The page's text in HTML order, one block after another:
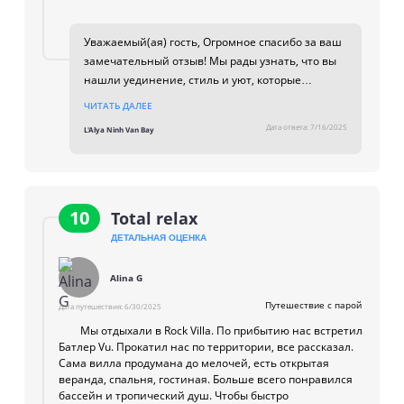
Уважаемый(ая) гость, Огромное спасибо за ваш
замечательный отзыв! Мы рады узнать, что вы
нашли уединение, стиль и уют, которые
бассейном, кухня ресторана, spa и закатный
приветствовать вас в L’Alya! Спасибо & С
наилучшими пожеланиями
ЧИТАТЬ ДАЛЕЕ
L'Alya Ninh Van Bay Дата ответа: 7/16/2025
10 Total relax
ДЕТАЛЬНАЯ ОЦЕНКА
Alina G
Дата путешествия:6/30/2025 Путешествие с парой
Мы отдыхали в Rock Villa. По прибытию нас встретил
Батлер Vu. Прокатил нас по территории, все рассказал.
Сама вилла продумана до мелочей, есть открытая
веранда, спальня, гостиная. Больше всего понравился
бассейн и тропический душ. Чтобы быстро